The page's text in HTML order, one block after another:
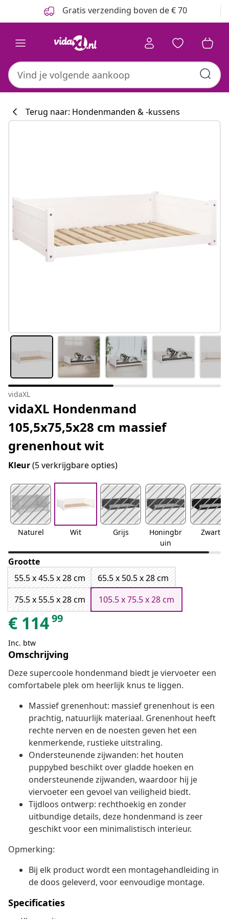
Gratis verzending boven de € 70
Terug naar: Hondenmanden & -kussens
vidaXL
vidaXL Hondenmand
105,5x75,5x28 cm massief
grenenhout wit
Kleur(5 verkrijgbare opties)
Naturel Wit Grijs
Honingbr
uin
Zwart
Grootte
55.5 x 45.5 x 28 cm
65.5 x 50.5 x 28 cm
75.5 x 55.5 x 28 cm
105.5 x 75.5 x 28 cm
€ 11499
Inc. btw
Omschrijving
Deze supercoole hondenmand biedt je viervoeter een
comfortabele plek om heerlijk knus te liggen.
Massief grenenhout: massief grenenhout is een
prachtig, natuurlijk materiaal. Grenenhout heeft
rechte nerven en de noesten geven het een
kenmerkende, rustieke uitstraling.
Ondersteunende zijwanden: het houten
puppybed beschikt over gladde hoeken en
ondersteunende zijwanden, waardoor hij je
viervoeter een gevoel van veiligheid biedt.
Tijdloos ontwerp: rechthoekig en zonder
uitbundige details, deze hondenmand is zeer
geschikt voor een minimalistisch interieur.
Opmerking:
Bij elk product wordt een montagehandleiding in
de doos geleverd, voor eenvoudige montage.
Specificaties